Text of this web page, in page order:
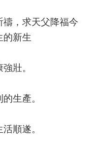
，求天父降福今
的新生
壯。
生產。
順遂。